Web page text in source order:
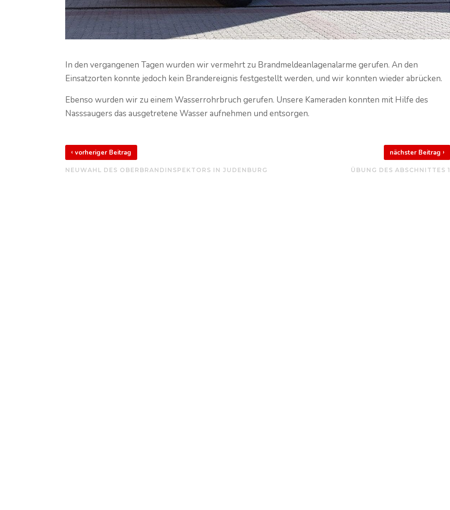
In den vergangenen Tagen wurden wir vermehrt zu Brandmeldeanlagenalarme gerufen. An den
Einsatzorten konnte jedoch kein Brandereignis festgestellt werden, und wir konnten wieder abrücken.
Ebenso wurden wir zu einem Wasserrohrbruch gerufen. Unsere Kameraden konnten mit Hilfe des
Nasssaugers das ausgetretene Wasser aufnehmen und entsorgen.
‹ vorheriger Beitrag
NEUWAHL DES OBERBRANDINSPEKTORS IN JUDENBURG
nächster Beitrag›
ÜBUNG DES ABSCHNITTES 1